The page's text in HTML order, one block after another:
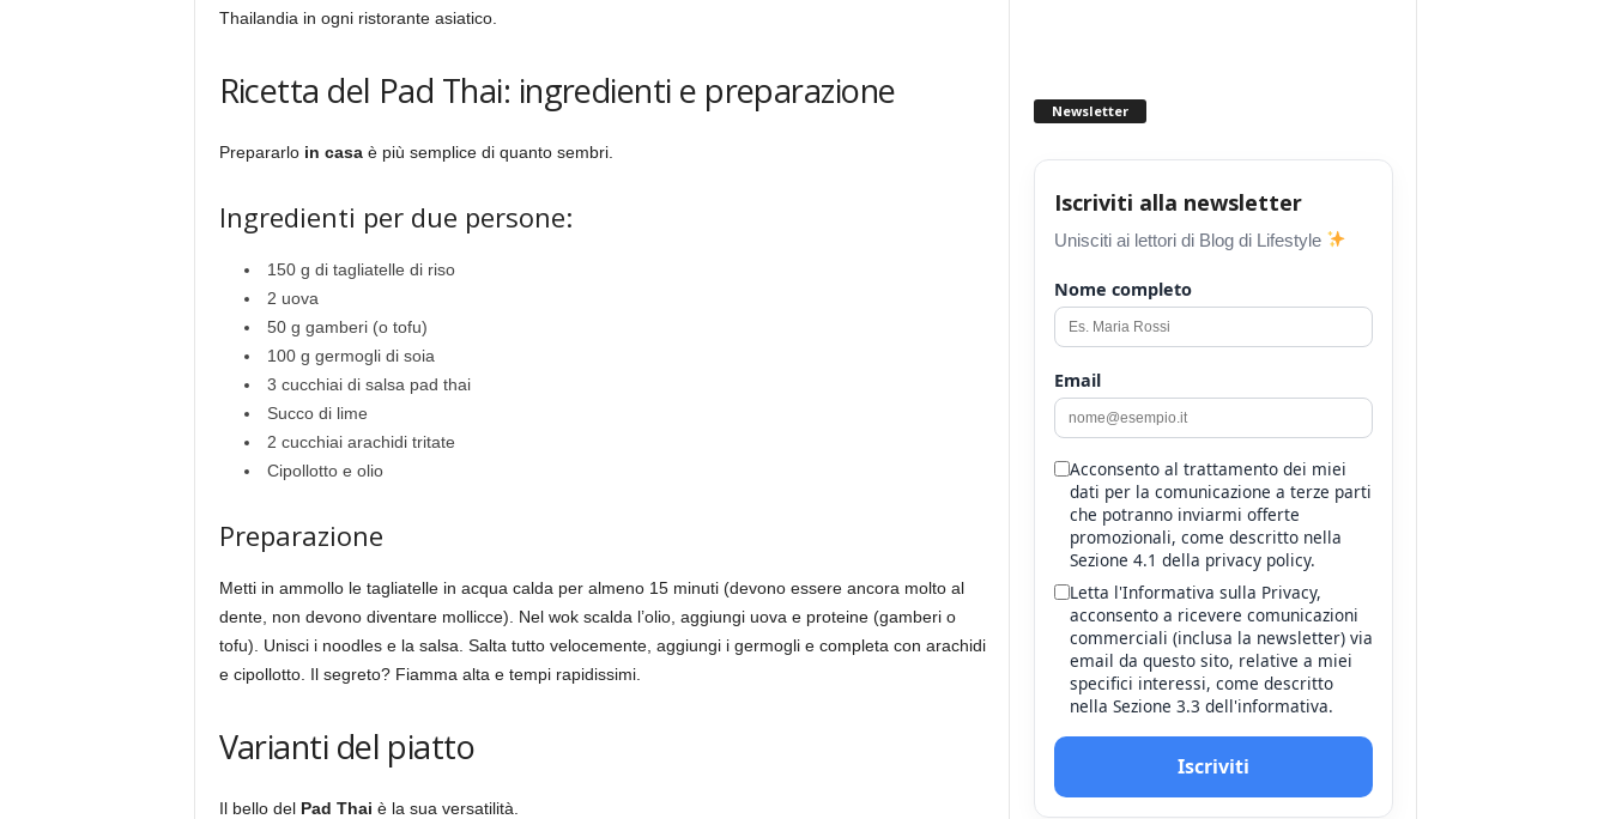
Thailandia in ogni ristorante asiatico.
Ricetta del Pad Thai: ingredienti e preparazione
Prepararloin casaè più semplice di quanto sembri.
Ingredienti per due persone:
150 g di tagliatelle di riso
2 uova
50 g gamberi (o tofu)
100 g germogli di soia
3 cucchiai di salsa pad thai
Succo di lime
2 cucchiai arachidi tritate
Cipollotto e olio
Preparazione
Metti in ammollo le tagliatelle in acqua calda per almeno 15 minuti (devono essere ancora molto al
dente, non devono diventare mollicce). Nel wok scalda l’olio, aggiungi uova e proteine (gamberi o
tofu). Unisci i noodles e la salsa. Salta tutto velocemente, aggiungi i germogli e completa con arachidi
e cipollotto. Il segreto? Fiamma alta e tempi rapidissimi.
Varianti del piatto
Il bello del Pad Thai è la sua versatilità.
Newsletter
Iscriviti alla newsletter
Unisciti ai lettori di Blog di Lifestyle
Nome completo
Email
Acconsento al trattamento dei miei
dati per la comunicazione a terze parti
che potranno inviarmi offerte
promozionali, come descritto nella
Sezione 4.1 della privacy policy.
Letta l'Informativa sulla Privacy,
acconsento a ricevere comunicazioni
commerciali (inclusa la newsletter) via
email da questo sito, relative a miei
specifici interessi, come descritto
nella Sezione 3.3 dell'informativa.
Iscriviti